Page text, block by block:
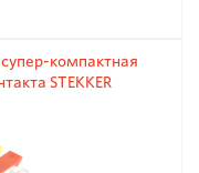
компактная
STEKKER